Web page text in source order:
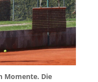
Momente. Die